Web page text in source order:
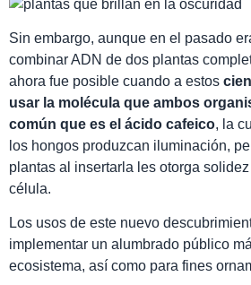
Sin embargo, aunque en el pasado
combinar ADN de dos plantas
ahora fue posible cuando a estos
usar la molécula que ambos
común que es el ácido cafeico, la
los hongos produzcan iluminación,
plantas al insertarla les otorga
célula.
Los usos de este nuevo
implementar un alumbrado público
ecosistema, así como para fines